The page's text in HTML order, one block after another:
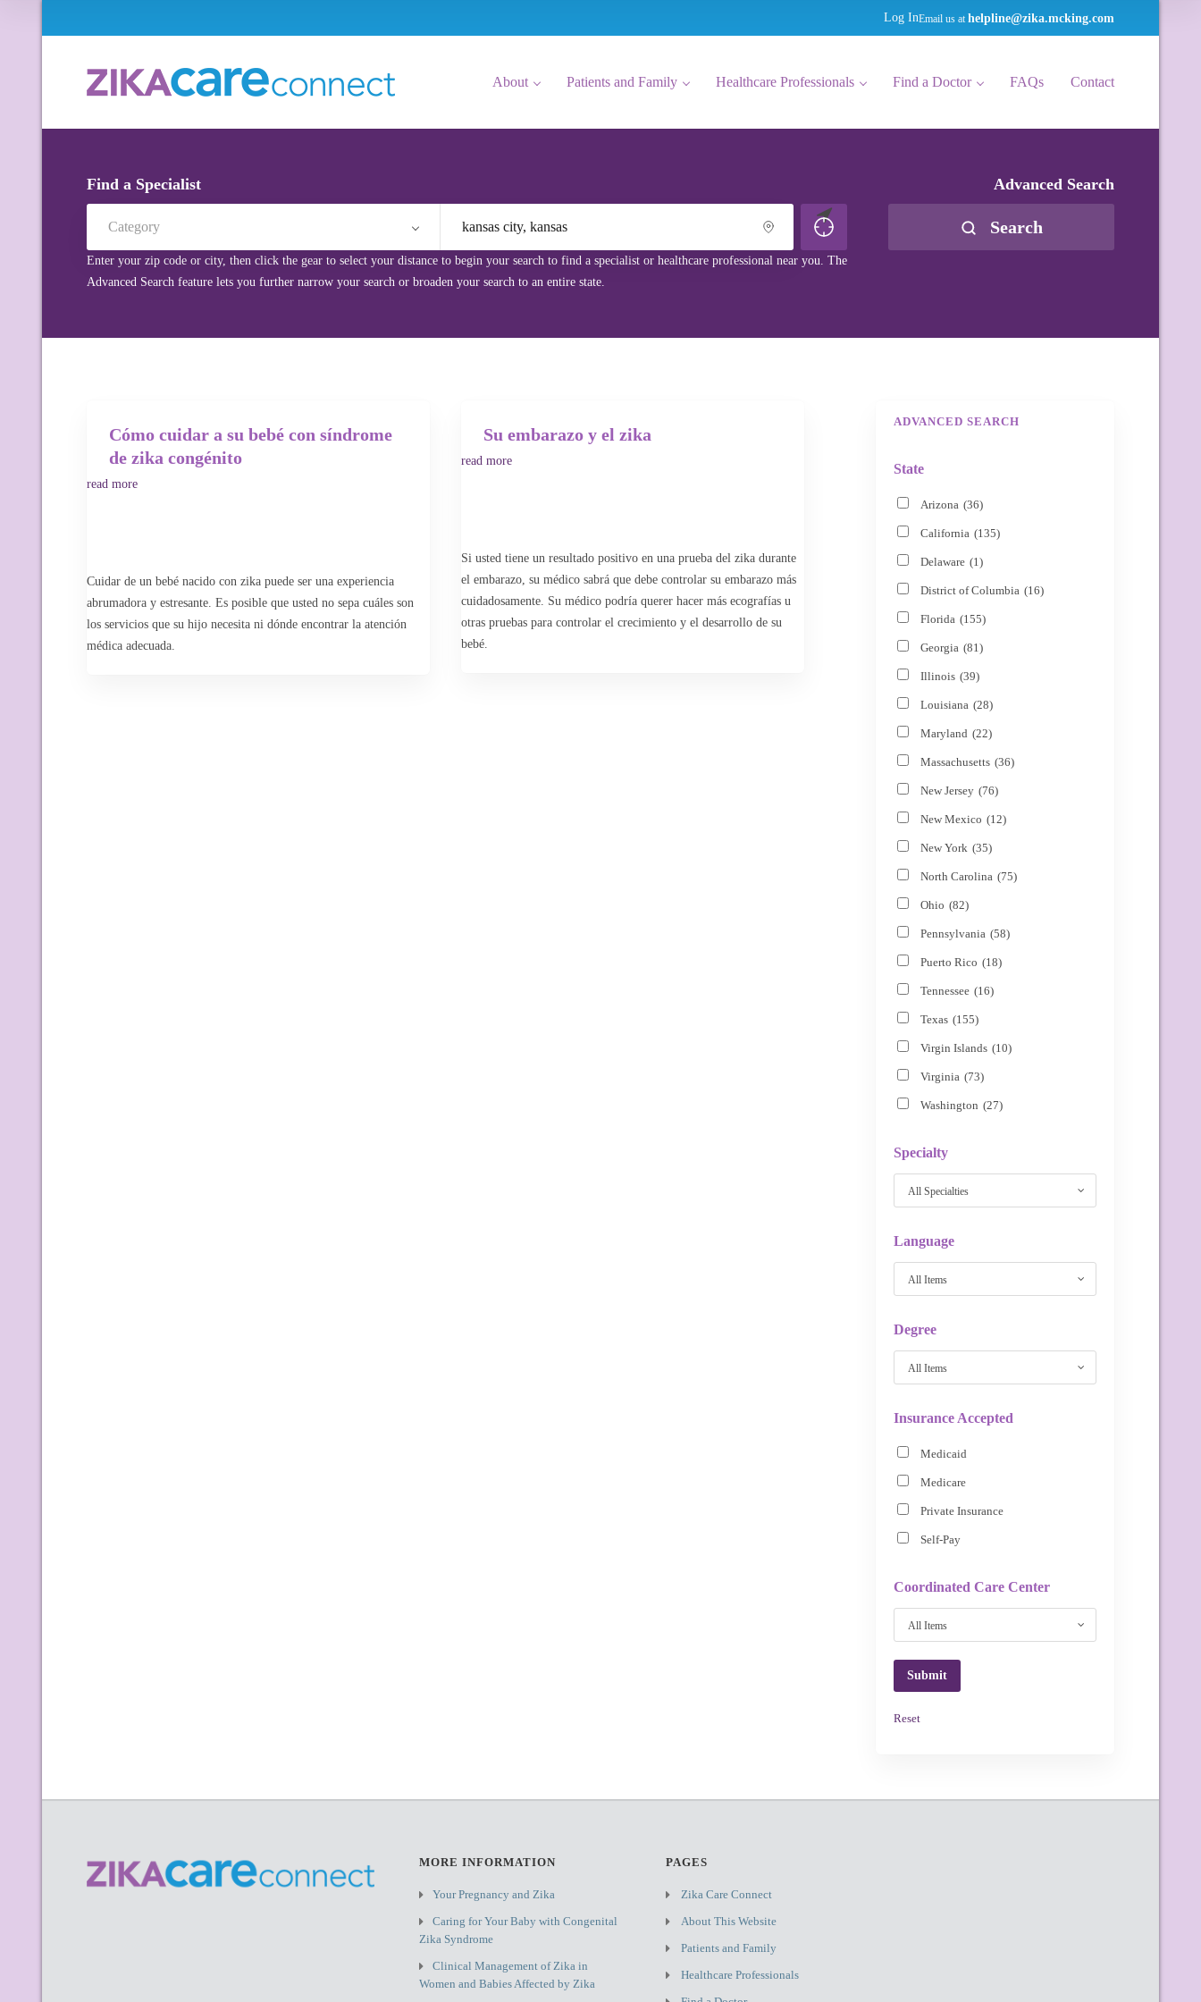
Log InEmail us at helpline@zika.mcking.com
About Patients and Family Healthcare Professionals Find a Doctor FAQs Contact
Find a Specialist
Category
Enter your zip code or city, then click the gear to select your distance to begin your search to find a specialist or healthcare professional near you. The
Advanced Search feature lets you further narrow your search or broaden your search to an entire state.
Advanced Search
Search
Cómo cuidar a su bebé con síndrome
de zika congénito
read more
Cuidar de un bebé nacido con zika puede ser una experiencia
abrumadora y estresante. Es posible que usted no sepa cuáles son
los servicios que su hijo necesita ni dónde encontrar la atención
médica adecuada.
Su embarazo y el zika
read more
Si usted tiene un resultado positivo en una prueba del zika durante
el embarazo, su médico sabrá que debe controlar su embarazo más
cuidadosamente. Su médico podría querer hacer más ecografías u
otras pruebas para controlar el crecimiento y el desarrollo de su
bebé.
ADVANCED SEARCH
State
Arizona (36)
California (135)
Delaware (1)
District of Columbia (16)
Florida (155)
Georgia (81)
Illinois (39)
Louisiana (28)
Maryland (22)
Massachusetts (36)
New Jersey (76)
New Mexico (12)
New York (35)
North Carolina (75)
Ohio (82)
Pennsylvania (58)
Puerto Rico (18)
Tennessee (16)
Texas (155)
Virgin Islands (10)
Virginia (73)
Washington (27)
Specialty
All Specialties
Language
All Items
Degree
All Items
Insurance Accepted
Medicaid
Medicare
Private Insurance
Self-Pay
Coordinated Care Center
All Items
Reset
MORE INFORMATION
Your Pregnancy and Zika
Caring for Your Baby with Congenital
Zika Syndrome
Clinical Management of Zika in
Women and Babies Affected by Zika
PAGES
Zika Care Connect
About This Website
Patients and Family
Healthcare Professionals